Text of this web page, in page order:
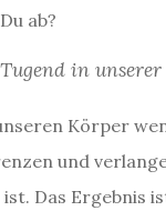
ab?
in unserer
Körper
und
Das Ergebnis